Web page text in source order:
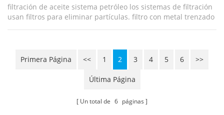
filtración de aceite sistema petróleo los sistemas de filtración
usan filtros para eliminar partículas. filtro con metal trenzado
Primera Página << 1 2 3 4 5 6 >>
Última Página
Un total de 6 páginas